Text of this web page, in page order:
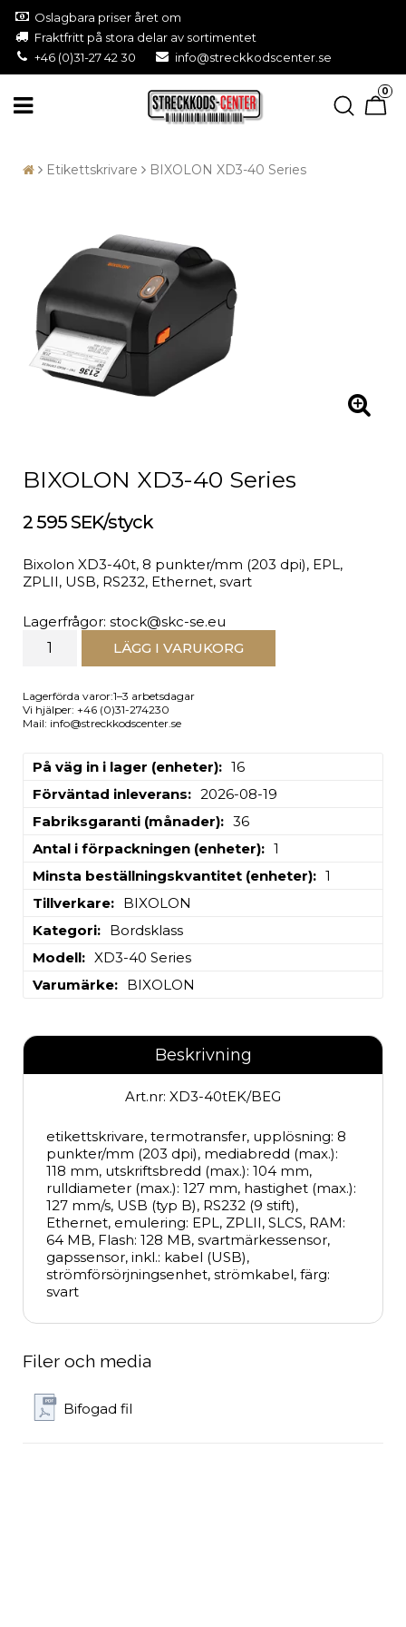
Oslagbara priser året om
Fraktfritt på stora delar av sortimentet
+46 (0)31-27 42 30
info@streckkodscenter.se
0
Etikettskrivare BIXOLON XD3-40 Series
BIXOLON XD3-40 Series
2 595 SEK/styck
Bixolon XD3-40t, 8 punkter/mm (203 dpi), EPL,
ZPLII, USB, RS232, Ethernet, svart
Lagerfrågor: stock@skc-se.eu
LÄGG I VARUKORG
Lagerförda varor:1–3 arbetsdagar
Vi hjälper: +46 (0)31-274230
Mail: info@streckkodscenter.se
På väg in i lager (enheter)
16
Förväntad inleverans
2026-08-19
Fabriksgaranti (månader)
36
Antal i förpackningen (enheter)
1
Minsta beställningskvantitet (enheter)
1
Tillverkare
BIXOLON
Kategori
Bordsklass
Modell
XD3-40 Series
Varumärke
BIXOLON
Beskrivning
Art.nr: XD3-40tEK/BEG
etikettskrivare, termotransfer, upplösning: 8
punkter/mm (203 dpi), mediabredd (max.):
118 mm, utskriftsbredd (max.): 104 mm,
rulldiameter (max.): 127 mm, hastighet (max.):
127 mm/s, USB (typ B), RS232 (9 stift),
Ethernet, emulering: EPL, ZPLII, SLCS, RAM:
64 MB, Flash: 128 MB, svartmärkessensor,
gapssensor, inkl.: kabel (USB),
strömförsörjningsenhet, strömkabel, färg:
svart
Filer och media
Bifogad fil